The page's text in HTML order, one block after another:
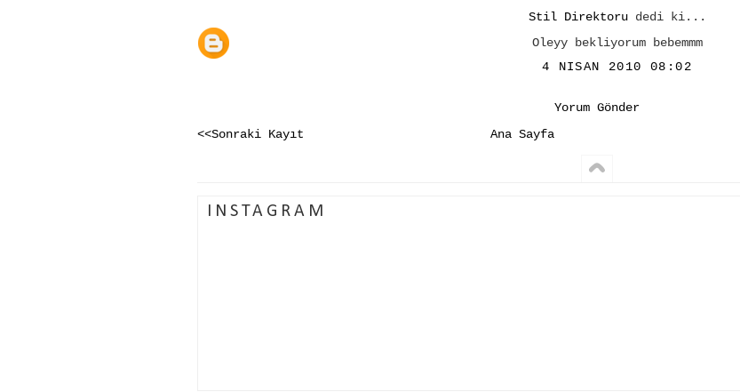
Stil Direktorudedi ki...
Oleyy bekliyorum bebemmm
4 NISAN 2010 08:02
Yorum Gönder
<<Sonraki Kayıt
Ana Sayfa
INSTAGRAM